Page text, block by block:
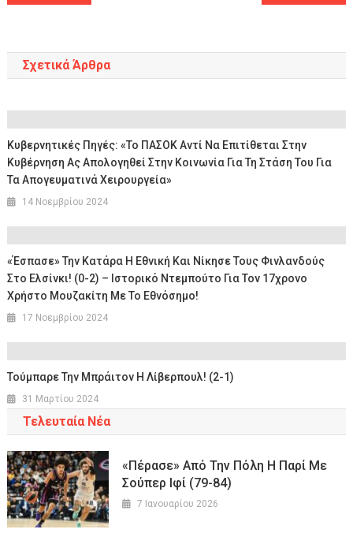
Σχετικά Άρθρα
Κυβερνητικές Πηγές: «Το ΠΑΣΟΚ Αντί Να Επιτίθεται Στην
Κυβέρνηση Ας Απολογηθεί Στην Κοινωνία Για Τη Στάση Του Για
Τα Απογευματινά Χειρουργεία»
14 Νοεμβρίου 2024
«Έσπασε» Την Κατάρα Η Εθνική Και Νίκησε Τους Φινλανδούς
Στο Ελσίνκι! (0-2) – Ιστορικό Ντεμπούτο Για Τον 17χρονο
Χρήστο Μουζακίτη Με Το Εθνόσημο!
17 Νοεμβρίου 2024
Τούμπαρε Την Μπράιτον Η Λίβερπουλ! (2-1)
31 Μαρτίου 2024
Τελευταία Νέα
«Πέρασε» Από Την Πόλη Η Παρί Με
Σούπερ Ιφί (79-84)
7 Ιανουαρίου 2026